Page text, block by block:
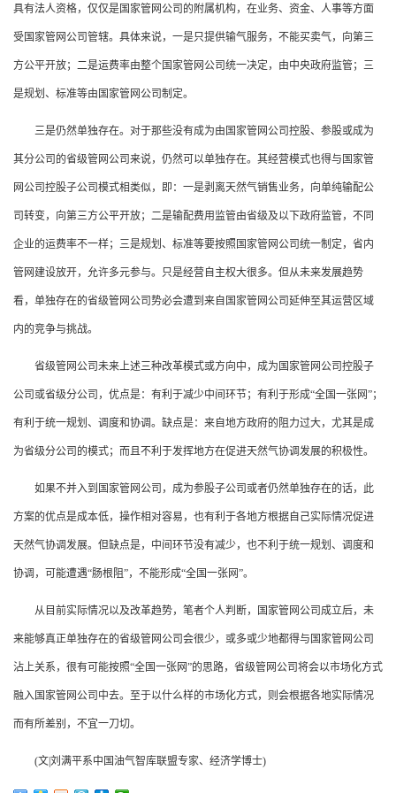
具有法人资格，仅仅是国家管网公司的附属机构，在业务、资金、人事等方面
受国家管网公司管辖。具体来说，一是只提供输气服务，不能买卖气，向第三
方公平开放；二是运费率由整个国家管网公司统一决定，由中央政府监管；三
是规划、标准等由国家管网公司制定。
三是仍然单独存在。对于那些没有成为由国家管网公司控股、参股或成为
其分公司的省级管网公司来说，仍然可以单独存在。其经营模式也得与国家管
网公司控股子公司模式相类似，即：一是剥离天然气销售业务，向单纯输配公
司转变，向第三方公平开放；二是输配费用监管由省级及以下政府监管，不同
企业的运费率不一样；三是规划、标准等要按照国家管网公司统一制定，省内
管网建设放开，允许多元参与。只是经营自主权大很多。但从未来发展趋势
看，单独存在的省级管网公司势必会遭到来自国家管网公司延伸至其运营区域
内的竞争与挑战。
省级管网公司未来上述三种改革模式或方向中，成为国家管网公司控股子
公司或省级分公司，优点是：有利于减少中间环节；有利于形成“全国一张网”；
有利于统一规划、调度和协调。缺点是：来自地方政府的阻力过大，尤其是成
为省级分公司的模式；而且不利于发挥地方在促进天然气协调发展的积极性。
如果不并入到国家管网公司，成为参股子公司或者仍然单独存在的话，此
方案的优点是成本低，操作相对容易，也有利于各地方根据自己实际情况促进
天然气协调发展。但缺点是，中间环节没有减少，也不利于统一规划、调度和
协调，可能遭遇“肠根阻”，不能形成“全国一张网”。
从目前实际情况以及改革趋势，笔者个人判断，国家管网公司成立后，未
来能够真正单独存在的省级管网公司会很少，或多或少地都得与国家管网公司
沾上关系，很有可能按照“全国一张网”的思路，省级管网公司将会以市场化方式
融入国家管网公司中去。至于以什么样的市场化方式，则会根据各地实际情况
而有所差别，不宜一刀切。
(文|刘满平系中国油气智库联盟专家、经济学博士)